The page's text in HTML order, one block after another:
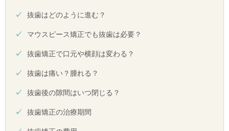
抜歯はどのように進む？
マウスピース矯正でも抜歯は必要？
抜歯矯正で口元や横顔は変わる？
抜歯は痛い？腫れる？
抜歯後の隙間はいつ閉じる？
抜歯矯正の治療期間